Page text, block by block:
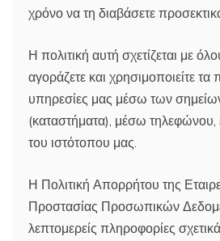
χρόνο να τη διαβάσετε
Η πολιτική αυτή σχετίζεται με
αγοράζετε και χρησιμοποιείτε τα
υπηρεσίες μας μέσω των
(καταστήματα), μέσω
του ιστότοπου μας.
Η Πολιτική Απορρήτου της
Προστασίας Προσωπικών
λεπτομερείς πληροφορίες